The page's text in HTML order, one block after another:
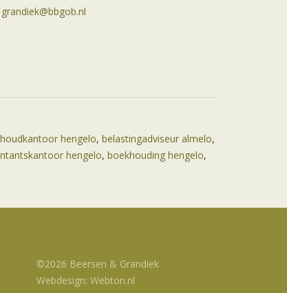
grandiek@bbgob.nl
hengelo, belastingadviseur almelo,
hengelo, boekhouding hengelo,
©2026 Beersen & Grandiek
Webdesign: Webton.nl